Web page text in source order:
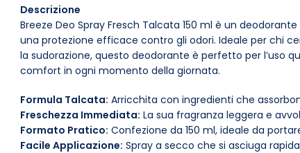
Descrizione
Breeze Deo Spray Fresch Talcata 150 ml è un
una protezione efficace contro gli odori. Ideale per chi
la sudorazione, questo deodorante è perfetto per l’uso
comfort in ogni momento della giornata.
Formula Talcata: Arricchita con ingredienti che
Freschezza Immediata: La sua fragranza leggera e
Formato Pratico: Confezione da 150 ml, ideale da
Facile Applicazione: Spray a secco che si asciuga